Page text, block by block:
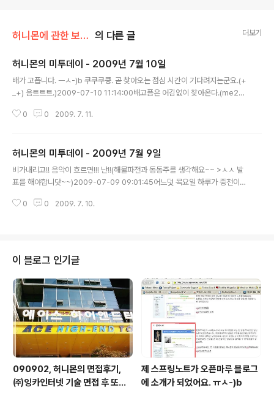
허니몬에 관한 보고서/허니몬의 물병편지 의 다른 글 더보기
허니몬의 미투데이 - 2009년 7월 10일
배가 고픕니다. ㅡㅅ-)b 쿠쿠쿠쿵. 곧 찾아오는 점심 시간이 기다려지는군요.(+
_+) 음트트트.)2009-07-10 11:14:00배고픔은 어김없이 찾아온다.(me2m
몬님의 2009년 7월 10일의 미투데이 내용입니다.
0 0 2009. 7. 11.
허니몬의 미투데이 - 2009년 7월 9일
비가내리고!! 음악이 흐르면!!! 난!!(해물파전과 동동주를 생각해요~~ >ㅅㅅ 발
표를 해야합니닷~~)2009-07-09 09:01:45어느덧 목요일 하루가 중천이
인들에게 해물파전에 동동주를 마시자고 꼬셔보고 있지만… ㅡㅅ-)> 우후훗…
원이 직접 쓴 티맥스 윈도..
0 0 2009. 7. 10.
이 블로그 인기글
090902, 허니몬의 면접후기,
㈜잉카인터넷 기술 면접 후 또한
제 스프링노트가 오픈마루 블로그
에 소개가 되었어요. ㅠㅅ-)b